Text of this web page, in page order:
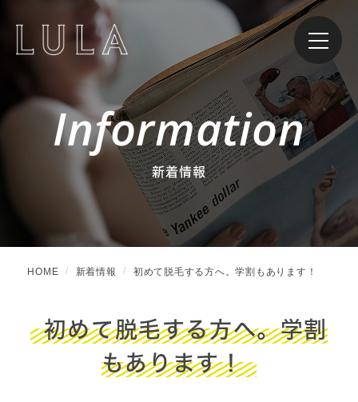
Information
新着情報
HOME 新着情報 初めて脱毛する方へ。学割もあります！
初めて脱毛する方へ。学割
もあります！